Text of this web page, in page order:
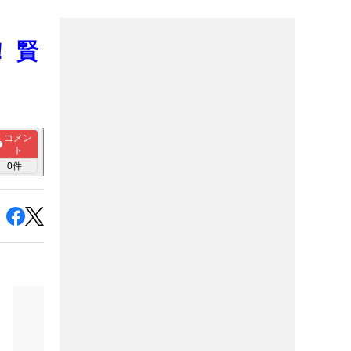
賢
コメン
ト
0件